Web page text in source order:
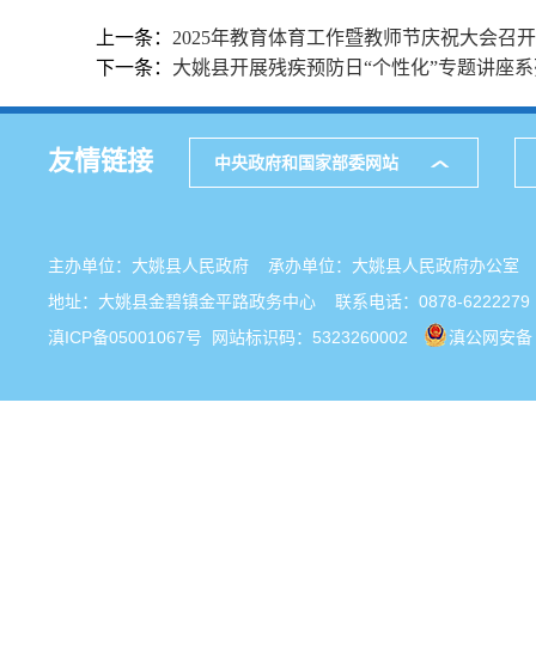
上一条： 2025年教育体育工作暨教师节庆祝大会召开
下一条： 大姚县开展残疾预防日“个性化”专题讲座
友情链接 中央政府和国家部委网站
主办单位：大姚县人民政府 承办单位：大姚县人民政府办公
地址：大姚县金碧镇金平路政务中心 联系电话：0878-6222279
滇ICP备05001067号 网站标识码：5323260002 滇公网安